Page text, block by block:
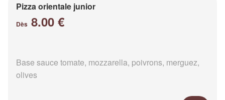
Pizza orientale junior
Dès 8.00 €
Base sauce tomate, mozzarella, poivrons, merguez,
olives